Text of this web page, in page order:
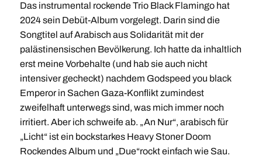
Das instrumental rockende Trio Black Flamingo hat
2024 sein Debüt-Album vorgelegt. Darin sind die
Songtitel auf Arabisch aus Solidarität mit der
palästinensischen Bevölkerung. Ich hatte da inhaltlich
erst meine Vorbehalte (und hab sie auch nicht
intensiver gecheckt) nachdem Godspeed you black
Emperor in Sachen Gaza-Konflikt zumindest
zweifelhaft unterwegs sind, was mich immer noch
irritiert. Aber ich schweife ab. „An Nur“, arabisch für
„Licht“ ist ein bockstarkes Heavy Stoner Doom
Rockendes Album und „Due“rockt einfach wie Sau.